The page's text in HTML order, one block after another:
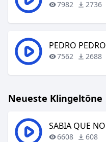
7982 2736
PEDRO PEDRO
7562 2688
Neueste Klingeltöne
SABIA QUE NO
6608 608